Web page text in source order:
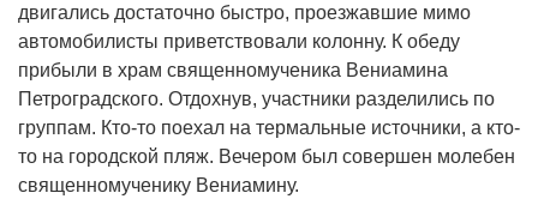
двигались достаточно быстро, проезжавшие мимо
автомобилисты приветствовали колонну. К обеду
прибыли в храм священномученика Вениамина
Петроградского. Отдохнув, участники разделились по
группам. Кто-то поехал на термальные источники, а кто-
то на городской пляж. Вечером был совершен молебен
священномученику Вениамину.